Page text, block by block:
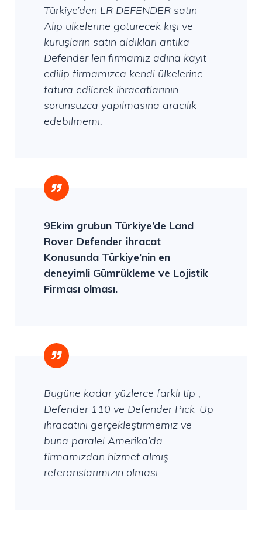
Türkiye’den LR DEFENDER satın
Alıp ülkelerine götürecek kişi ve
kuruşların satın aldıkları antika
Defender leri firmamız adına kayıt
edilip firmamızca kendi ülkelerine
fatura edilerek ihracatlarının
sorunsuzca yapılmasına aracılık
edebilmemi.
9Ekim grubun Türkiye’de Land
Rover Defender ihracat
Konusunda Türkiye’nin en
deneyimli Gümrükleme ve Lojistik
Firması olması.
Bugüne kadar yüzlerce farklı tip ,
Defender 110 ve Defender Pick-Up
ihracatını gerçekleştirmemiz ve
buna paralel Amerika’da
firmamızdan hizmet almış
referanslarımızın olması.